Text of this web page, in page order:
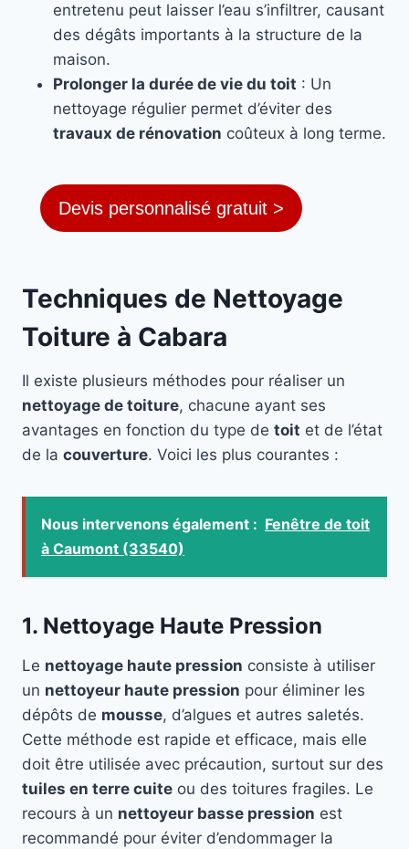
entretenu peut laisser l’eau s’infiltrer, causant
des dégâts importants à la structure de la
maison.
Prolonger la durée de vie du toit : Un
nettoyage régulier permet d’éviter des
travaux de rénovation coûteux à long terme.
Devis personnalisé gratuit >
Techniques de Nettoyage
Toiture à Cabara
Il existe plusieurs méthodes pour réaliser un
nettoyage de toiture, chacune ayant ses
avantages en fonction du type de toit et de l’état
de la couverture. Voici les plus courantes :
Nous intervenons également : Fenêtre de toit
à Caumont (33540)
1. Nettoyage Haute Pression
Le nettoyage haute pression consiste à utiliser
un nettoyeur haute pression pour éliminer les
dépôts de mousse, d’algues et autres saletés.
Cette méthode est rapide et efficace, mais elle
doit être utilisée avec précaution, surtout sur des
tuiles en terre cuite ou des toitures fragiles. Le
recours à un nettoyeur basse pression est
recommandé pour éviter d’endommager la